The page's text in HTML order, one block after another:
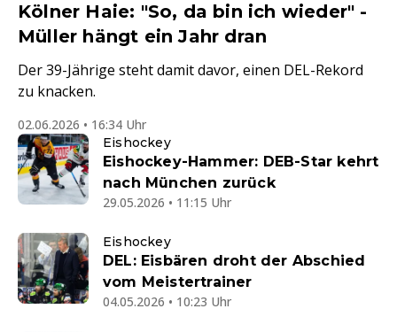
Kölner Haie: "So, da bin ich wieder" -
Müller hängt ein Jahr dran
Der 39-Jährige steht damit davor, einen DEL-Rekord
zu knacken.
02.06.2026 • 16:34 Uhr
Eishockey
Eishockey-Hammer: DEB-Star kehrt
nach München zurück
29.05.2026 • 11:15 Uhr
Eishockey
DEL: Eisbären droht der Abschied
vom Meistertrainer
04.05.2026 • 10:23 Uhr